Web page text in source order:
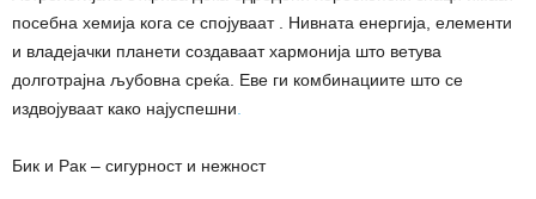
посебна хемија кога се спојуваат . Нивната енергија, елементи
и владејачки планети создаваат хармонија што ветува
долготрајна љубовна среќа. Еве ги комбинациите што се
издвојуваат како најуспешни
Бик и Рак – сигурност и нежност